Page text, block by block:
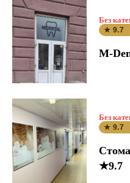
Без
★ 9.7
M-
Без
★ 9.7
★9.7